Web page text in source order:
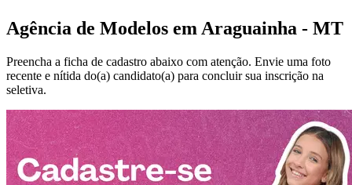
Agência de Modelos em Araguainha - MT
Preencha a ficha de cadastro abaixo com atenção. Envie uma foto
recente e nítida do(a) candidato(a) para concluir sua inscrição na
seletiva.